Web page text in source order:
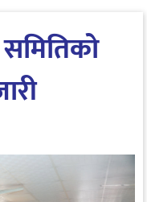
समितिको